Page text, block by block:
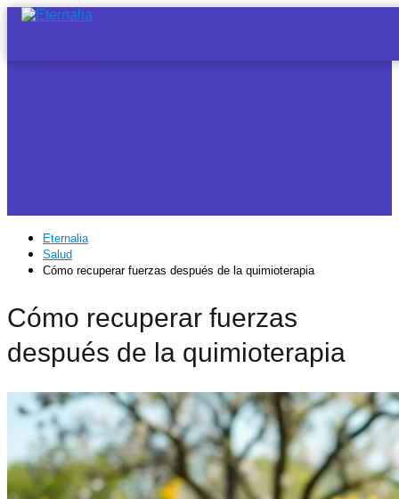
Alimentación
Eternalia
Salud
Cómo recuperar fuerzas después de la quimioterapia
Cómo recuperar fuerzas
después de la quimioterapia